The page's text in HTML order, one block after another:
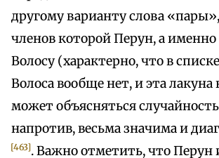
другому варианту слова
членов которой Перун, а
Волосу (характерно, что в
Волоса вообще нет, и эта лакуна
может объясняться
напротив, весьма значима и
[463]. Важно отметить, что Перун